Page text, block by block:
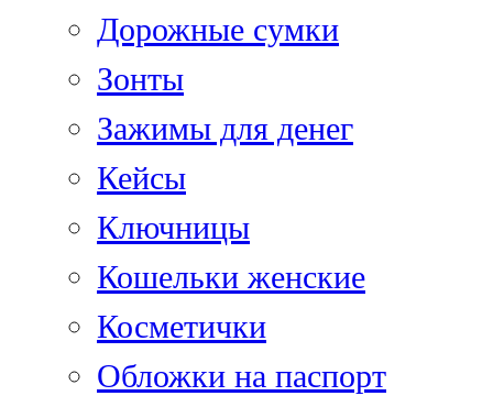
Дорожные сумки
Зонты
Зажимы для денег
Кейсы
Ключницы
Кошельки женские
Косметички
Обложки на паспорт